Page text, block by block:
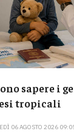
sapere i
tropicali
06 AGOSTO 2026